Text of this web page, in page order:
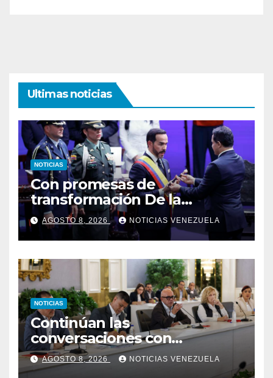
Ultimas noticias
NOTICIAS
Con promesas de
transformación De la
Espriella jura como
presidente de Colombia
AGOSTO 8, 2026 NOTICIAS VENEZUELA
NOTICIAS
Continúan las
conversaciones con
delegación de la Asamblea
Nacional de 2015
AGOSTO 8, 2026 NOTICIAS VENEZUELA